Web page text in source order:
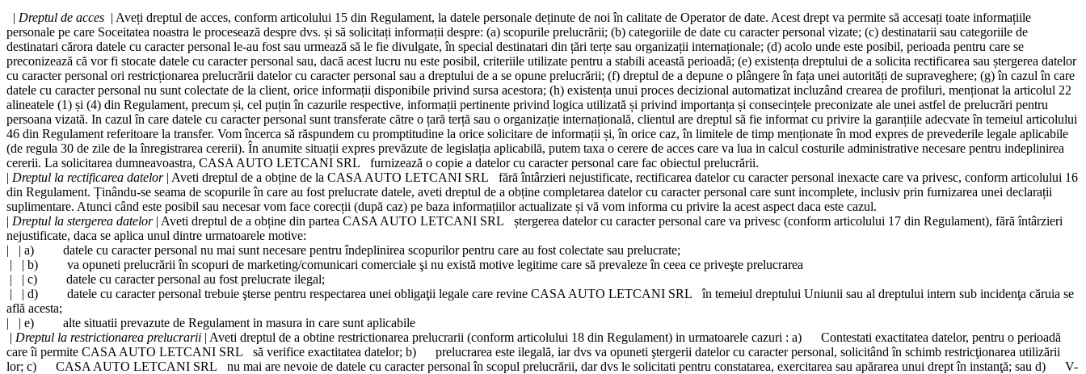
| Dreptul de acces | Aveți dreptul de acces, conform articolului 15 din Regulament, la datele personale deținute de noi în calitate de Operator de date. Acest drept va permite să accesați toate informațiile
personale pe care Soceitatea noastra le procesează despre dvs. și să solicitați informații despre: (a) scopurile prelucrării; (b) categoriile de date cu caracter personal vizate; (c) destinatarii sau categoriile de
destinatari cărora datele cu caracter personal le-au fost sau urmează să le fie divulgate, în special destinatari din țări terțe sau organizații internaționale; (d) acolo unde este posibil, perioada pentru care se
preconizează că vor fi stocate datele cu caracter personal sau, dacă acest lucru nu este posibil, criteriile utilizate pentru a stabili această perioadă; (e) existența dreptului de a solicita rectificarea sau ștergerea datelor
cu caracter personal ori restricționarea prelucrării datelor cu caracter personal sau a dreptului de a se opune prelucrării; (f) dreptul de a depune o plângere în fața unei autorități de supraveghere; (g) în cazul în care
datele cu caracter personal nu sunt colectate de la client, orice informații disponibile privind sursa acestora; (h) existența unui proces decizional automatizat incluzând crearea de profiluri, menționat la articolul 22
alineatele (1) și (4) din Regulament, precum și, cel puțin în cazurile respective, informații pertinente privind logica utilizată și privind importanța și consecințele preconizate ale unei astfel de prelucrări pentru
persoana vizată. In cazul în care datele cu caracter personal sunt transferate către o țară terță sau o organizație internațională, clientul are dreptul să fie informat cu privire la garanțiile adecvate în temeiul articolului
46 din Regulament referitoare la transfer. Vom încerca să răspundem cu promptitudine la orice solicitare de informații și, în orice caz, în limitele de timp menționate în mod expres de prevederile legale aplicabile
(de regula 30 de zile de la înregistrarea cererii). În anumite situații expres prevăzute de legislația aplicabilă, putem taxa o cerere de acces care va lua in calcul costurile administrative necesare pentru indeplinirea
cererii. La solicitarea dumneavoastra, CASA AUTO LETCANI SRL furnizează o copie a datelor cu caracter personal care fac obiectul prelucrării.
| Dreptul la rectificarea datelor| Aveti dreptul de a obține de la CASA AUTO LETCANI SRL fără întârzieri nejustificate, rectificarea datelor cu caracter personal inexacte care va privesc, conform articolului 16
din Regulament. Ținându-se seama de scopurile în care au fost prelucrate datele, aveti dreptul de a obține completarea datelor cu caracter personal care sunt incomplete, inclusiv prin furnizarea unei declarații
suplimentare. Atunci când este posibil sau necesar vom face corecții (după caz) pe baza informațiilor actualizate și vă vom informa cu privire la acest aspect daca este cazul.
| Dreptul la stergerea datelor| Aveti dreptul de a obține din partea CASA AUTO LETCANI SRL ștergerea datelor cu caracter personal care va privesc (conform articolului 17 din Regulament), fără întârzieri
nejustificate, daca se aplica unul dintre urmatoarele motive:
|
| a) datele cu caracter personal nu mai sunt necesare pentru îndeplinirea scopurilor pentru care au fost colectate sau prelucrate;
|
| b) va opuneti prelucrării în scopuri de marketing/comunicari comerciale şi nu există motive legitime care să prevaleze în ceea ce priveşte prelucrarea
|
| c) datele cu caracter personal au fost prelucrate ilegal;
|
| d) datele cu caracter personal trebuie şterse pentru respectarea unei obligaţii legale care revine CASA AUTO LETCANI SRL în temeiul dreptului Uniunii sau al dreptului intern sub incidenţa căruia se
află acesta;
|
| e) alte situatii prevazute de Regulament in masura in care sunt aplicabile
| Dreptul la restrictionarea prelucrarii | Aveti dreptul de a obtine restrictionarea prelucrarii (conform articolului 18 din Regulament) in urmatoarele cazuri : a) Contestati exactitatea datelor, pentru o perioadă
care îi permite CASA AUTO LETCANI SRL să verifice exactitatea datelor; b) prelucrarea este ilegală, iar dvs va opuneti ştergerii datelor cu caracter personal, solicitând în schimb restricţionarea utilizării
lor; c) CASA AUTO LETCANI SRL nu mai are nevoie de datele cu caracter personal în scopul prelucrării, dar dvs le solicitati pentru constatarea, exercitarea sau apărarea unui drept în instanţă; sau d) V-